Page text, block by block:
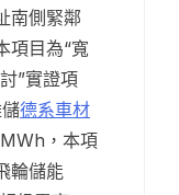
南側緊鄰
項目為“寬
”實證項
德系車材
，本項
輪儲能